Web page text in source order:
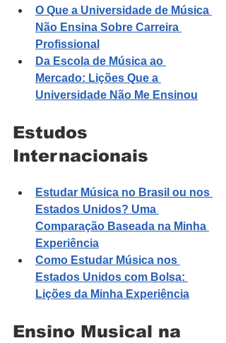
O Que a Universidade de Música
Não Ensina Sobre Carreira
Profissional
Da Escola de Música ao
Mercado: Lições Que a
Universidade Não Me Ensinou
Estudos
Internacionais
Estudar Música no Brasil ou nos
Estados Unidos? Uma
Comparação Baseada na Minha
Experiência
Como Estudar Música nos
Estados Unidos com Bolsa:
Lições da Minha Experiência
Ensino Musical na